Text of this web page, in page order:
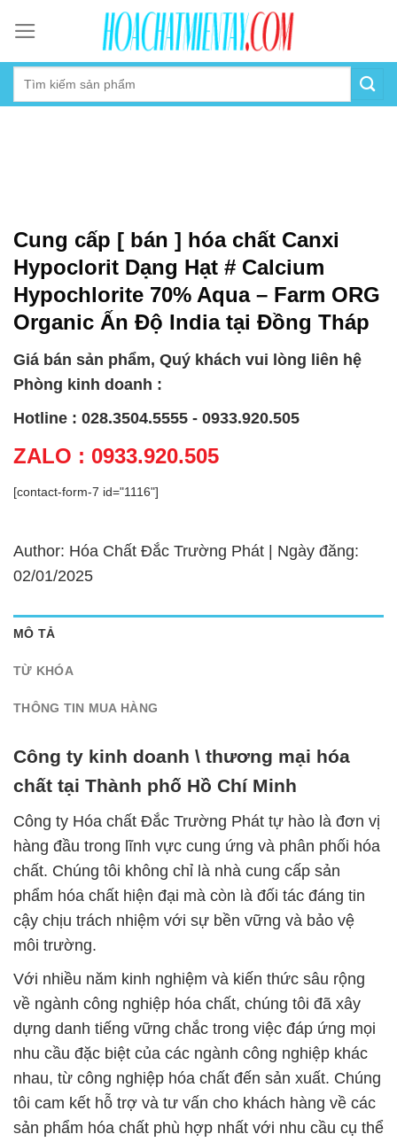
content
Cung cấp [ bán ] hóa chất Canxi
Hypoclorit Dạng Hạt # Calcium
Hypochlorite 70% Aqua – Farm ORG
Organic Ấn Độ India tại Đồng Tháp
Giá bán sản phẩm, Quý khách vui lòng liên hệ
Phòng kinh doanh :
Hotline : 028.3504.5555 - 0933.920.505
ZALO : 0933.920.505
[contact-form-7 id="1116"]
Author: Hóa Chất Đắc Trường Phát | Ngày đăng:
02/01/2025
MÔ TẢ
TỪ KHÓA
THÔNG TIN MUA HÀNG
Công ty kinh doanh \ thương mại hóa
chất tại Thành phố Hồ Chí Minh
Công ty Hóa chất Đắc Trường Phát tự hào là đơn vị
hàng đầu trong lĩnh vực cung ứng và phân phối hóa
chất. Chúng tôi không chỉ là nhà cung cấp sản
phẩm hóa chất hiện đại mà còn là đối tác đáng tin
cậy chịu trách nhiệm với sự bền vững và bảo vệ
môi trường.
Với nhiều năm kinh nghiệm và kiến thức sâu rộng
về ngành công nghiệp hóa chất, chúng tôi đã xây
dựng danh tiếng vững chắc trong việc đáp ứng mọi
nhu cầu đặc biệt của các ngành công nghiệp khác
nhau, từ công nghiệp hóa chất đến sản xuất. Chúng
tôi cam kết hỗ trợ và tư vấn cho khách hàng về các
sản phẩm hóa chất phù hợp nhất với nhu cầu cụ thể